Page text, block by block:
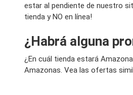
estar al pendiente de nuestro
tienda y NO en línea!
¿Habrá alguna
¿En cuál tienda estará
Amazonas. Vea las ofertas